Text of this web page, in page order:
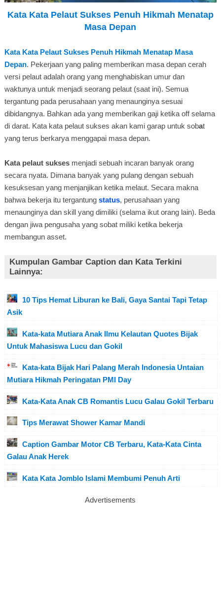
Kata Kata Pelaut Sukses Penuh Hikmah Menatap
Masa Depan
Kata Kata Pelaut Sukses Penuh Hikmah Menatap Masa
Depan. Pekerjaan yang paling memberikan masa depan cerah
versi pelaut adalah orang yang menghabiskan umur dan
waktunya untuk menjadi seorang pelaut (saat ini). Semua
tergantung pada perusahaan yang menaunginya sesuai
dibidangnya. Bahkan ada yang memberikan gaji ketika off selama
di darat. Kata kata pelaut sukses akan kami garap untuk sobat
yang terus berkarya menggapai masa depan.
Kata pelaut suksesmenjadi sebuah incaran banyak orang
secara nyata. Dimana banyak yang pulang dengan sebuah
kesuksesan yang menjanjikan ketika melaut. Secara makna
bahwa bekerja itu tergantung status, perusahaan yang
menaunginya dan skill yang dimiliki (selama ikut orang lain). Beda
dengan jiwa pengusaha yang sobat miliki ketika bekerja
membangun asset.
Kumpulan Gambar Caption dan Kata Terkini
Lainnya:
10 Tips Hemat Liburan ke Bali, Gaya Santai Tapi Tetap
Asik
Kata-kata Mutiara Anak Ilmu Kelautan Quotes Bijak
Untuk Mahasiswa Lucu dan Gokil
Kata-kata Bijak Hari Palang Merah Indonesia Untaian
Mutiara Hikmah Peringatan PMI Day
Kata-Kata Anak CB Romantis Lucu Galau Gokil Terbaru
Tips Merawat Shower Kamar Mandi
Caption Gambar Motor CB Terbaru, Kata-Kata Cinta
Galau Anak Herek
Kata Kata Jomblo Islami Membumi Penuh Arti
Advertisements